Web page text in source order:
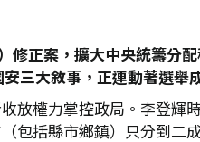
正案，擴大中央統籌分
三大敘事，正連動著選舉
放權力掌控政局。李登輝
包括縣市鄉鎮）只分到二